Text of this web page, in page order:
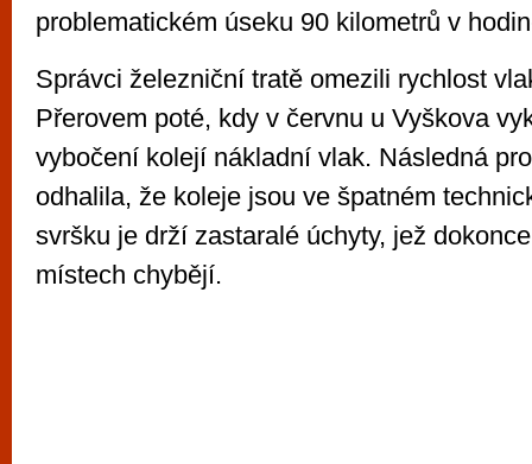
problematickém úseku 90 kilometrů v
Správci železniční tratě omezili rychlost
Přerovem poté, kdy v červnu u Vyškova
vybočení kolejí nákladní vlak. Následná
odhalila, že koleje jsou ve špatném
svršku je drží zastaralé úchyty, jež
místech chybějí.